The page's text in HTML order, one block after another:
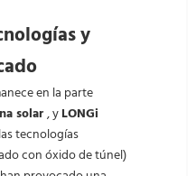
y
en la parte
solar, yLONGi
tecnologías
con óxido de túnel)